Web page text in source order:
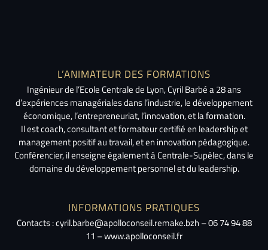
L’ANIMATEUR DES FORMATIONS
Ingénieur de l’Ecole Centrale de Lyon, Cyril Barbé a 28 ans
d’expériences managériales dans l’industrie, le développement
économique, l’entrepreneuriat, l’innovation, et la formation.
Il est coach, consultant et formateur certifié en leadership et
management positif au travail, et en innovation pédagogique.
Conférencier, il enseigne également à Centrale-Supélec, dans le
domaine du développement personnel et du leadership.
INFORMATIONS PRATIQUES
Contacts : cyril.barbe@apolloconseil.remake.bzh – 06 74 94 88
11 – www.apolloconseil.fr